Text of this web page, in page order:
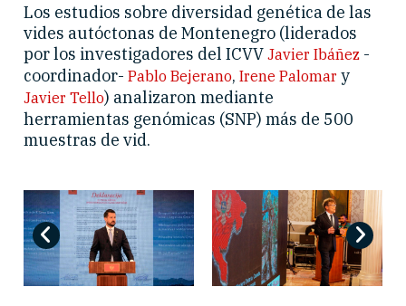
Los estudios sobre diversidad genética de las
vides autóctonas de Montenegro (liderados
por los investigadores del ICVV Javier Ibáñez -
coordinador- Pablo Bejerano, Irene Palomar y
Javier Tello) analizaron mediante
herramientas genómicas (SNP) más de 500
muestras de vid.